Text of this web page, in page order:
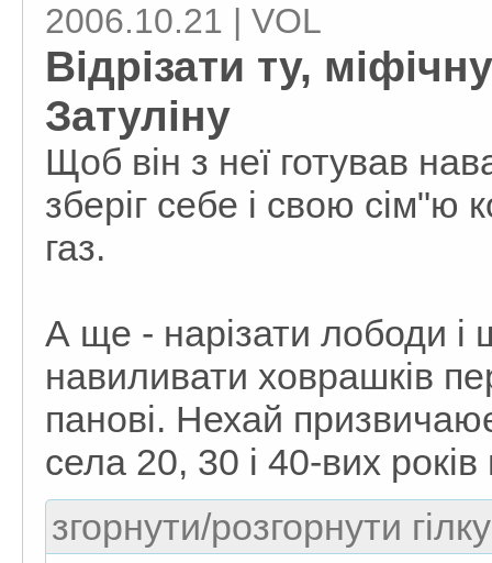
2006.10.21 | VOL
Відрізати ту,
Затуліну
Щоб він з неї готував
зберіг себе і свою сім"ю
газ.
А ще - нарізати лободи і
навиливати ховрашків
панові. Нехай
села 20, 30 і 40-вих років
згорнути/розгорнути